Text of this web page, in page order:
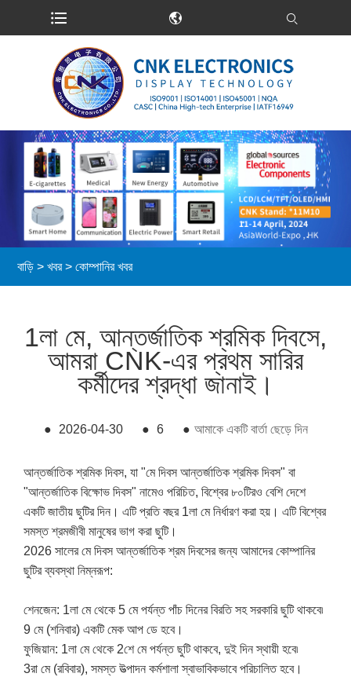
বাড়ি > খবর>কোম্পানির খবর
1লা মে, আন্তর্জাতিক শ্রমিক দিবসে,
আমরা CNK-এর প্রথম সারির
কর্মীদের শ্রদ্ধা জানাই।
● 2026-04-30 ● 6 ● আমাকে একটি বার্তা ছেড়ে দিন
আন্তর্জাতিক শ্রমিক দিবস, যা "মে দিবস আন্তর্জাতিক শ্রমিক দিবস" বা
"আন্তর্জাতিক বিক্ষোভ দিবস" নামেও পরিচিত, বিশ্বের ৮০টিরও বেশি দেশে
একটি জাতীয় ছুটির দিন। এটি প্রতি বছর 1লা মে নির্ধারণ করা হয়। এটি বিশ্বের
সমস্ত শ্রমজীবী ​​মানুষের ভাগ করা ছুটি।
2026 সালের মে দিবস আন্তর্জাতিক শ্রম দিবসের জন্য আমাদের কোম্পানির
ছুটির ব্যবস্থা নিম্নরূপ:
শেনজেন: 1লা মে থেকে 5 মে পর্যন্ত পাঁচ দিনের বিরতি সহ সরকারি ছুটি থাকবে৷
9 মে (শনিবার) একটি মেক আপ ডে হবে।
ফুজিয়ান: 1লা মে থেকে 2শে মে পর্যন্ত ছুটি থাকবে, দুই দিন স্থায়ী হবে৷
3রা মে (রবিবার), সমস্ত উত্পাদন কর্মশালা স্বাভাবিকভাবে পরিচালিত হবে।